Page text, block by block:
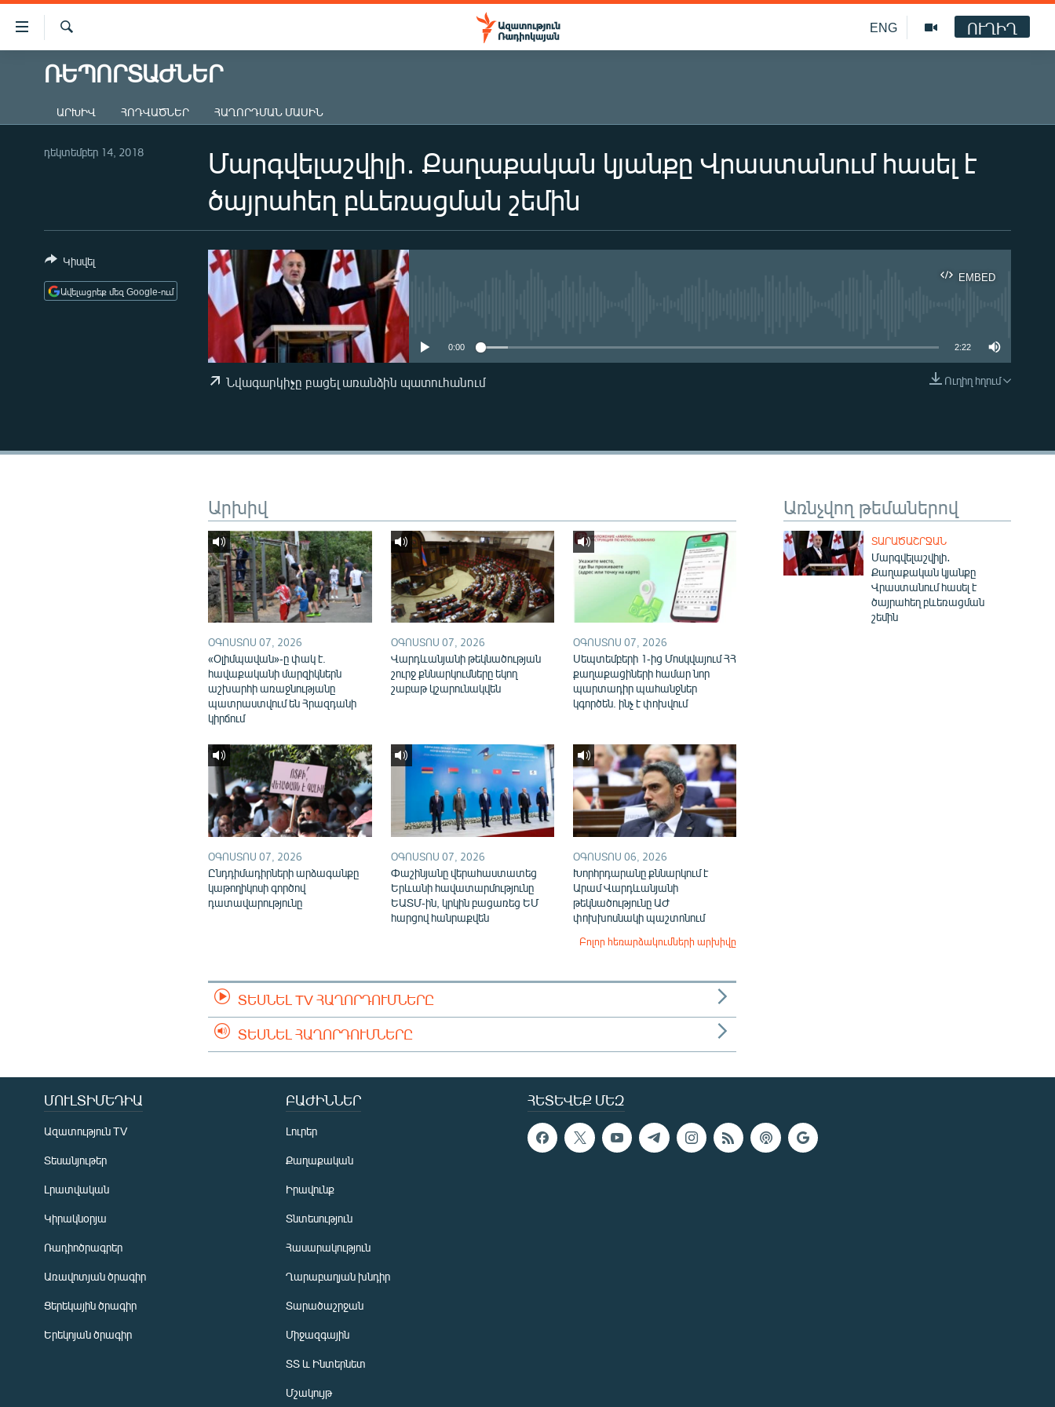
Մատչելիության
հղումներ
հիմնական
մենյուին
ԱԶԱՏՈՒԹՅՈՒՆ TV
ՔԱՂԱՔԱԿԱՆ
ԸՆՏՐՈՒԹՅՈՒՆՆԵՐ 2026
ՂԱՐԱԲԱՂ
ՊԱՏԵՐԱԶՄԻ 6 ՇԱԲԱԹՆԵՐԸ
ENG ՈՒՂԻՂ
ՌԵՊՈՐՏԱԺՆԵՐ
ԱՐԽԻՎ ՀՈԴՎԱԾՆԵՐ ՀԱՂՈՐԴՄԱՆ ՄԱՍԻՆ
Մարգվելաշվիլի․ Քաղաքական կյանքը Վրաստանում հասել է
ծայրահեղ բևեռացման շեմին
դեկտեմբեր 14, 2018
EMBED
EMBED
0:00 2:22
Ուղիղ հղում
Նվագարկիչը բացել առանձին պատուհանում
Կիսվել
Ավելացրեք մեզ Google-ում
Առնչվող թեմաներով
ՏԱՐԱԾԱՇՐՋԱՆ
Մարգվելաշվիլի․
Քաղաքական կյանքը
Վրաստանում հասել է
ծայրահեղ բևեռացման
շեմին
Արխիվ
ՕԳՈՍՏՈՍ 07, 2026
«Օլիմպավան»-ը փակ է.
հավաքականի մարզիկներն
աշխարհի առաջնությանը
պատրաստվում են Հրազդանի
կիրճում
ՕԳՈՍՏՈՍ 07, 2026
Վարդևանյանի թեկնածության
շուրջ քննարկումները եկող
շաբաթ կշարունակվեն
ՕԳՈՍՏՈՍ 07, 2026
Սեպտեմբերի 1-ից Մոսկվայում ՀՀ
քաղաքացիների համար նոր
պարտադիր պահանջներ
կգործեն. ինչ է փոխվում
ՕԳՈՍՏՈՍ 07, 2026
Ընդդիմադիրների արձագանքը
կաթողիկոսի գործով
դատավարությունը
ՕԳՈՍՏՈՍ 07, 2026
Փաշինյանը վերահաստատեց
Երևանի հավատարմությունը
ԵԱՏՄ-ին, կրկին բացառեց ԵՄ
հարցով հանրաքվեն
ՕԳՈՍՏՈՍ 06, 2026
Խորհրդարանը քննարկում է
Արամ Վարդևանյանի
թեկնածությունը ԱԺ
փոխխոսնակի պաշտոնում
Բոլոր հեռարձակումների արխիվը
ՏԵՍՆԵԼ TV ՀԱՂՈՐԴՈՒՄՆԵՐԸ
ՏԵՍՆԵԼ ՀԱՂՈՐԴՈՒՄՆԵՐԸ
ՀԵՏԵՎԵՔ ՄԵԶ
ՄՈՒԼՏԻՄԵԴԻԱ
Ազատություն TV
Տեսանյութեր
Լրատվական
Կիրակնօրյա
Ռադիոծրագրեր
Առավոտյան ծրագիր
Ցերեկային ծրագիր
Երեկոյան ծրագիր
ԲԱԺԻՆՆԵՐ
Լուրեր
Քաղաքական
Իրավունք
Տնտեսություն
Հասարակություն
Ղարաբաղյան խնդիր
Տարածաշրջան
Միջազգային
ՏՏ և Ինտերնետ
Մշակույթ